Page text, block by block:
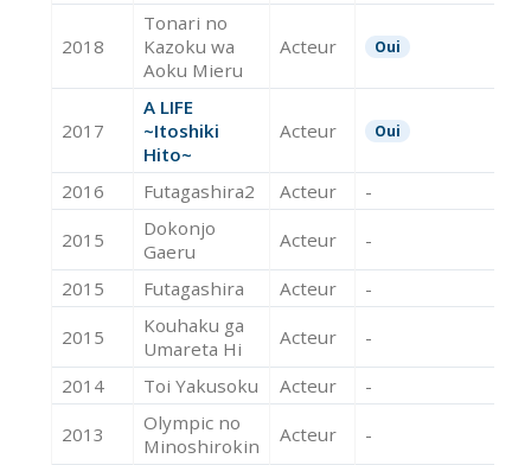
2018
Tonari no
Kazoku wa
Aoku Mieru
Acteur Oui
2017
A LIFE
~Itoshiki
Hito~
Acteur Oui
2016 Futagashira2 Acteur -
2015
Dokonjo
Gaeru
Acteur -
2015 Futagashira Acteur -
2015
Kouhaku ga
Umareta Hi
Acteur -
2014 Toi Yakusoku Acteur -
2013
Olympic no
Minoshirokin
Acteur -